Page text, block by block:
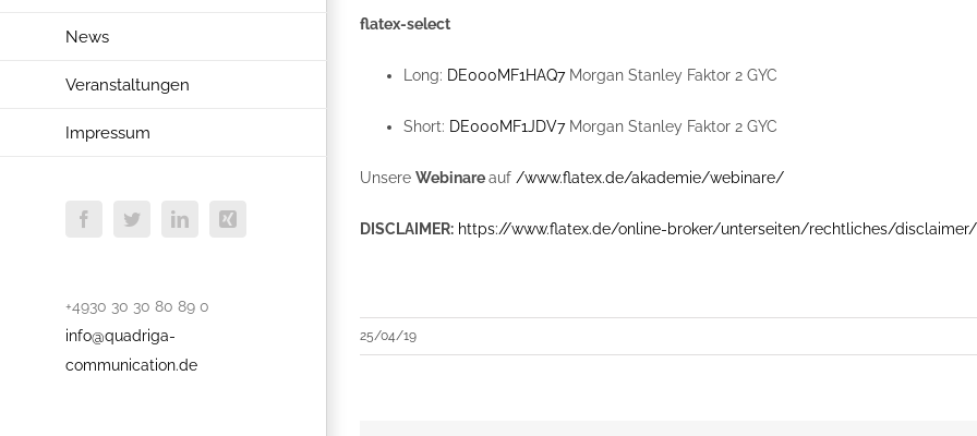
News
Veranstaltungen
Impressum
FacebookTwitterLinkedInXing
+4930 30 30 80 89 0
info@quadriga-
communication.de
flatex-select
Long: DE000MF1HAQ7Morgan Stanley Faktor 2 GYC
Short: DE000MF1JDV7Morgan Stanley Faktor 2 GYC
Unsere Webinareauf /www.flatex.de/akademie/webinare/
DISCLAIMER: https://www.flatex.de/online-broker/unterseiten/rechtliches/disclaimer/
25/04/19